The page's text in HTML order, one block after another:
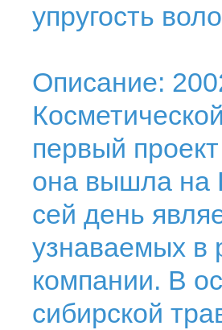
упругость
Описание:
первый проект
она вышла на
сей день
узнаваемых в
компании. В
сибирской